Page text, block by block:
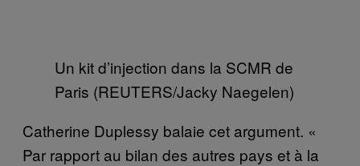
Un kit d’injection dans la SCMR de
Paris (REUTERS/Jacky Naegelen)
Catherine Duplessy balaie cet argument. «
Par rapport au bilan des autres pays et à la